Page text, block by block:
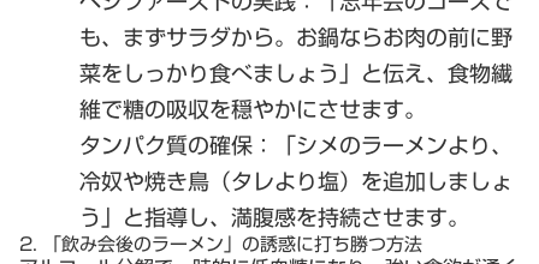
も、まずサラダから。お鍋ならお肉の前に野
菜をしっかり食べましょう」と伝え、食物繊
維で糖の吸収を穏やかにさせます。
タンパク質の確保 ：「シメのラーメンより、
冷奴や焼き鳥（タレより塩）を追加しましょ
う」と指導し、満腹感を持続させます。
2. 「飲み会後のラーメン」の誘惑に打ち勝つ方法